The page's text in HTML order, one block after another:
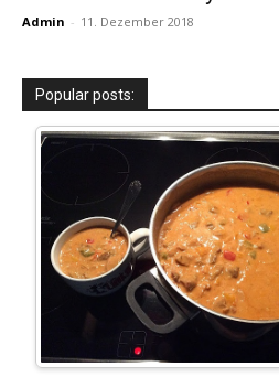
Admin - 11. Dezember 2018
Popular posts: